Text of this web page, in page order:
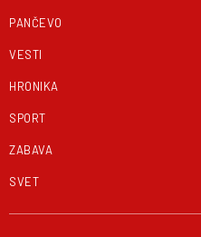
PANČEVO
VESTI
HRONIKA
SPORT
ZABAVA
SVET